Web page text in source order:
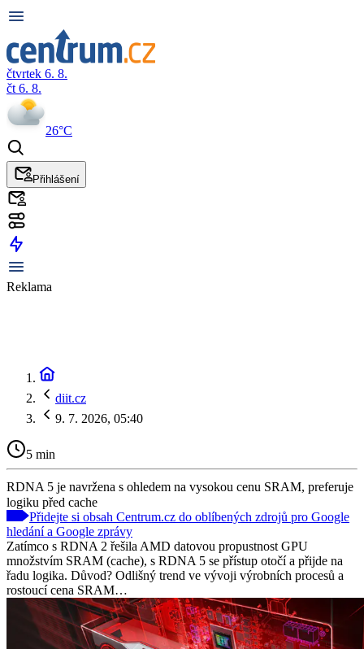
čtvrtek 6. 8.
čt 6. 8.
26°C
Přihlášení
Reklama
diit.cz
9. 7. 2026, 05:40
5 min
RDNA 5 je navržena s ohledem na vysokou cenu SRAM, preferuje
logiku před cache
Přidejte si obsah Centrum.cz do oblíbených zdrojů pro Google
hledání a Google zprávy
Zatímco s RDNA 2 řešila AMD datovou propustnost GPU
množstvím SRAM (cache), s RDNA 5 se přístup otočí a přijde na
řadu logika. Důvod? Odlišný trend ve vývoji výrobních procesů a
rostoucí cena SRAM…